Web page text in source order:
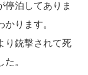
停泊してありま
ります。
り銃撃されて死
。